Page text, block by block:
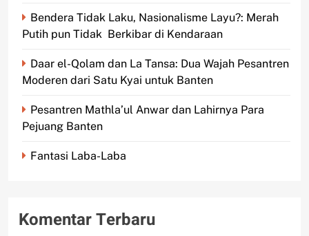
Bendera Tidak Laku, Nasionalisme Layu?: Merah
Putih pun Tidak Berkibar di Kendaraan
Daar el-Qolam dan La Tansa: Dua Wajah Pesantren
Moderen dari Satu Kyai untuk Banten
Pesantren Mathla’ul Anwar dan Lahirnya Para
Pejuang Banten
Fantasi Laba-Laba
Komentar Terbaru